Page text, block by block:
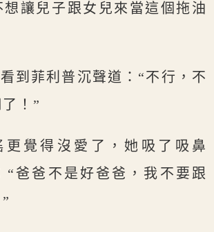
想讓兒子跟女兒來當這個拖油
到菲利普沉聲道：“不行，不
！”
更覺得沒愛了，她吸了吸鼻
“爸爸不是好爸爸，我不要跟